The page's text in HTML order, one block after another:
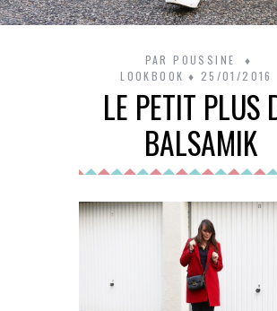
PAR POUSSINE
LOOKBOOK
25/01/2016
LE PETIT PLUS
BALSAMIK